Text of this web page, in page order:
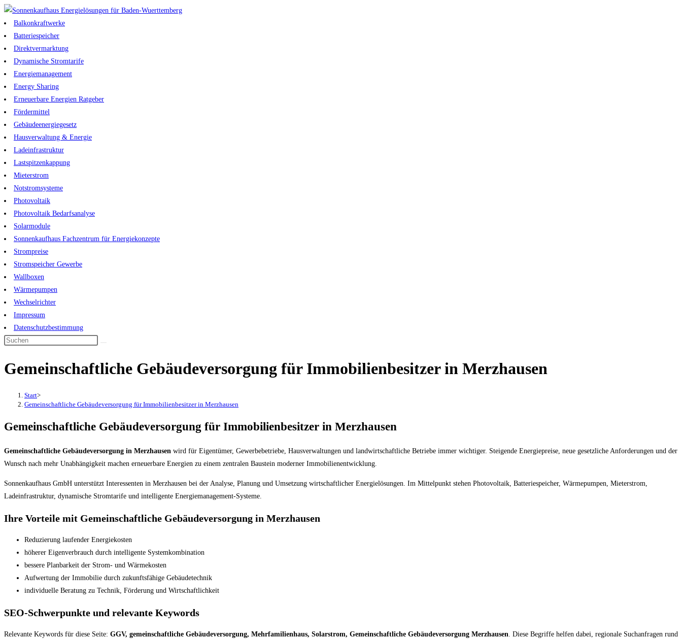
Zum
Inhalt
springen
Balkonkraftwerke
Batteriespeicher
Direktvermarktung
Dynamische Stromtarife
Energiemanagement
Energy Sharing
Erneuerbare Energien Ratgeber
Fördermittel
Gebäudeenergiegesetz
Hausverwaltung & Energie
Ladeinfrastruktur
Lastspitzenkappung
Mieterstrom
Notstromsysteme
Photovoltaik
Photovoltaik Bedarfsanalyse
Solarmodule
Sonnenkaufhaus Fachzentrum für Energiekonzepte
Strompreise
Stromspeicher Gewerbe
Wallboxen
Wärmepumpen
Wechselrichter
Impressum
Datenschutzbestimmung
Diese
durchsuchen
Gemeinschaftliche Gebäudeversorgung für Immobilienbesitzer in Merzhausen
Start>
Gemeinschaftliche Gebäudeversorgung für Immobilienbesitzer in Merzhausen
Gemeinschaftliche Gebäudeversorgung für Immobilienbesitzer in Merzhausen
Gemeinschaftliche Gebäudeversorgung in Merzhausen wird für Eigentümer, Gewerbebetriebe, Hausverwaltungen und landwirtschaftliche Betriebe immer wichtiger. Steigende Energiepreise, neue gesetzliche Anforderungen und der
Wunsch nach mehr Unabhängigkeit machen erneuerbare Energien zu einem zentralen Baustein moderner Immobilienentwicklung.
Sonnenkaufhaus GmbH unterstützt Interessenten in Merzhausen bei der Analyse, Planung und Umsetzung wirtschaftlicher Energielösungen. Im Mittelpunkt stehen Photovoltaik, Batteriespeicher, Wärmepumpen, Mieterstrom,
Ladeinfrastruktur, dynamische Stromtarife und intelligente Energiemanagement-Systeme.
Ihre Vorteile mit Gemeinschaftliche Gebäudeversorgung in Merzhausen
Reduzierung laufender Energiekosten
höherer Eigenverbrauch durch intelligente Systemkombination
bessere Planbarkeit der Strom- und Wärmekosten
Aufwertung der Immobilie durch zukunftsfähige Gebäudetechnik
individuelle Beratung zu Technik, Förderung und Wirtschaftlichkeit
SEO-Schwerpunkte und relevante Keywords
Relevante Keywords für diese Seite: GGV, gemeinschaftliche Gebäudeversorgung, Mehrfamilienhaus, Solarstrom, Gemeinschaftliche Gebäudeversorgung Merzhausen. Diese Begriffe helfen dabei, regionale Suchanfragen rund